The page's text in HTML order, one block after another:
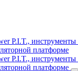
P.I.T.,
платформе
P.I.T.,
платформе